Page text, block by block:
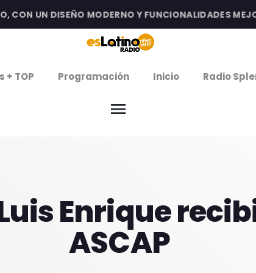
UN DISEÑO MODERNO Y FUNCIONALIDADES
+ TOP Programación Inicio Radio
menu
Enrique
ASCAP